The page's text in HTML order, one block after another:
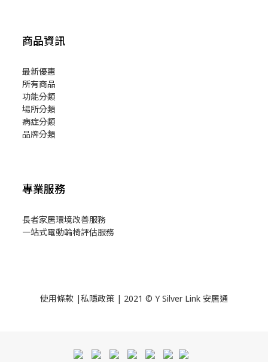
商品資訊
最新優惠
所有商品
功能分類
場所分類
病症分類
品牌分類
專業服務
長者家居環境改善服務
一站式電動輪椅評估服務
使用條款 |私隱政策 | 2021 © Y Silver Link 安居通